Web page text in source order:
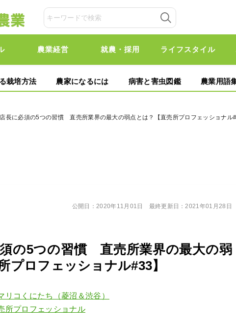
農業経営 就農・採用 ライフスタイル
栽培方法 農家になるには 病害と害虫図鑑 農業用語
長に必須の5つの習慣 直売所業界の最大の弱点とは？【直売所プロフェッショナル
の5つの習慣 直売所業界の最大の弱
プロフェッショナル#33】
リコくにたち（菱沼＆渋谷）
所プロフェッショナル
公開日：2020年11月01日 最終更新日：2021年01月28日